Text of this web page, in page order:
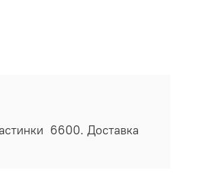
6600. Доставка